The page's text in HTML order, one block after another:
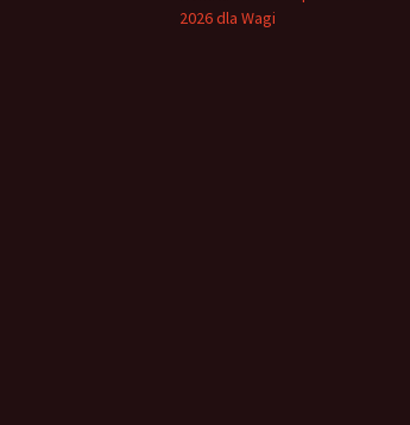
2026 dla Wagi